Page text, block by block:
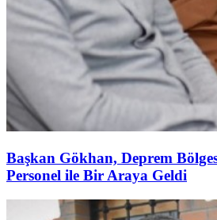
Başkan Gökhan, Deprem
Personel ile Bir Araya Geldi